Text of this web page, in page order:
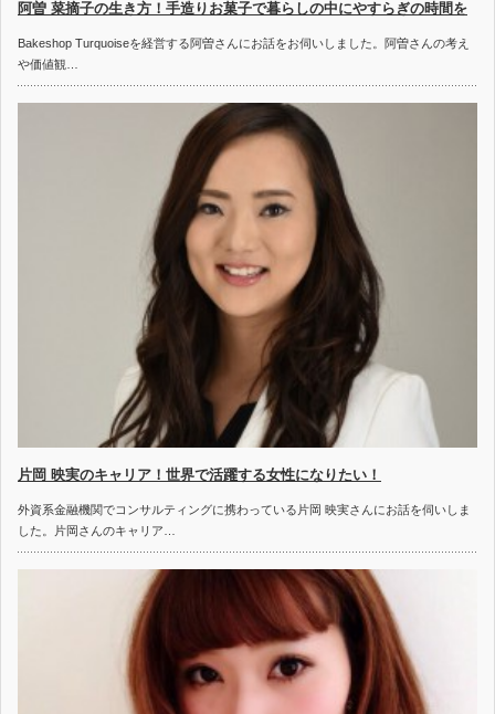
阿曽 菜摘子の生き方！手造りお菓子で暮らしの中にやすらぎの時間を
Bakeshop Turquoiseを経営する阿曽さんにお話をお伺いしました。阿曽さんの考え
や価値観…
片岡 映実のキャリア！世界で活躍する女性になりたい！
外資系金融機関でコンサルティングに携わっている片岡 映実さんにお話を伺いしま
した。片岡さんのキャリア…